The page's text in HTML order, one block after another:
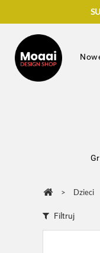
> Dzieci
Filtruj